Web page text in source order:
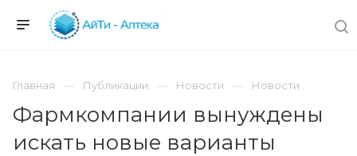
Главная Публикации Новости Новости
Фармкомпании вынуждены
искать новые варианты